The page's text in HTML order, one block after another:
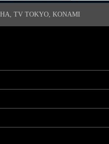
TV TOKYO, KONAMI